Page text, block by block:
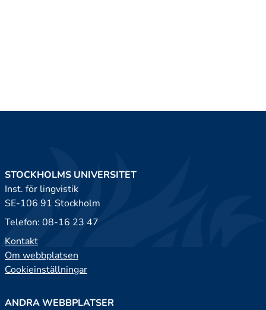
STOCKHOLMS UNIVERSITET
Inst. för lingvistik
SE-106 91 Stockholm
Telefon: 08-16 23 47
Kontakt
Om webbplatsen
Cookieinställningar
ANDRA WEBBPLATSER